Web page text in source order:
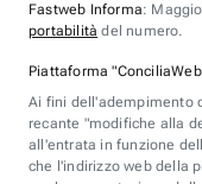
Fastweb Informa:
portabilità del numero.
Piattaforma
Ai fini dell'adempimento
recante "modifiche alla
all'entrata in funzione
che l'indirizzo web della